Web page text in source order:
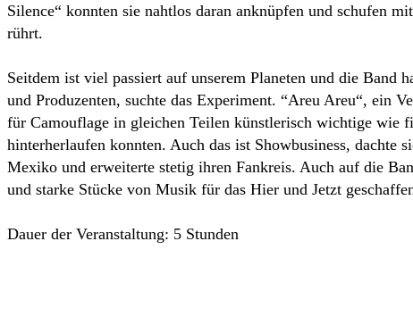
Silence“ konnten sie nahtlos daran anknüpfen und schufen
rührt.
Seitdem ist viel passiert auf unserem Planeten und die Band
und Produzenten, suchte das Experiment. “Areu Areu“, ein
für Camouflage in gleichen Teilen künstlerisch wichtige wie
hinterherlaufen konnten. Auch das ist Showbusiness,
Mexiko und erweiterte stetig ihren Fankreis. Auch auf die
und starke Stücke von Musik für das Hier und Jetzt
Dauer der Veranstaltung: 5 Stunden